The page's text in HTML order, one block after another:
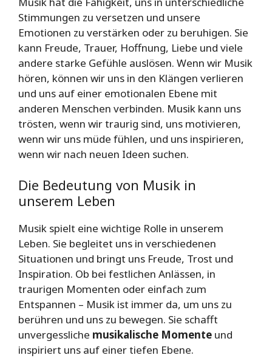
Stimmungen zu versetzen und unsere
Emotionen zu verstärken oder zu beruhigen. Sie
kann Freude, Trauer, Hoffnung, Liebe und viele
andere starke Gefühle auslösen. Wenn wir Musik
hören, können wir uns in den Klängen verlieren
und uns auf einer emotionalen Ebene mit
anderen Menschen verbinden. Musik kann uns
trösten, wenn wir traurig sind, uns motivieren,
wenn wir uns müde fühlen, und uns inspirieren,
wenn wir nach neuen Ideen suchen.
Die Bedeutung von Musik in
unserem Leben
Musik spielt eine wichtige Rolle in unserem
Leben. Sie begleitet uns in verschiedenen
Situationen und bringt uns Freude, Trost und
Inspiration. Ob bei festlichen Anlässen, in
traurigen Momenten oder einfach zum
Entspannen – Musik ist immer da, um uns zu
berühren und uns zu bewegen. Sie schafft
unvergessliche musikalische Momente und
inspiriert uns auf einer tiefen Ebene.